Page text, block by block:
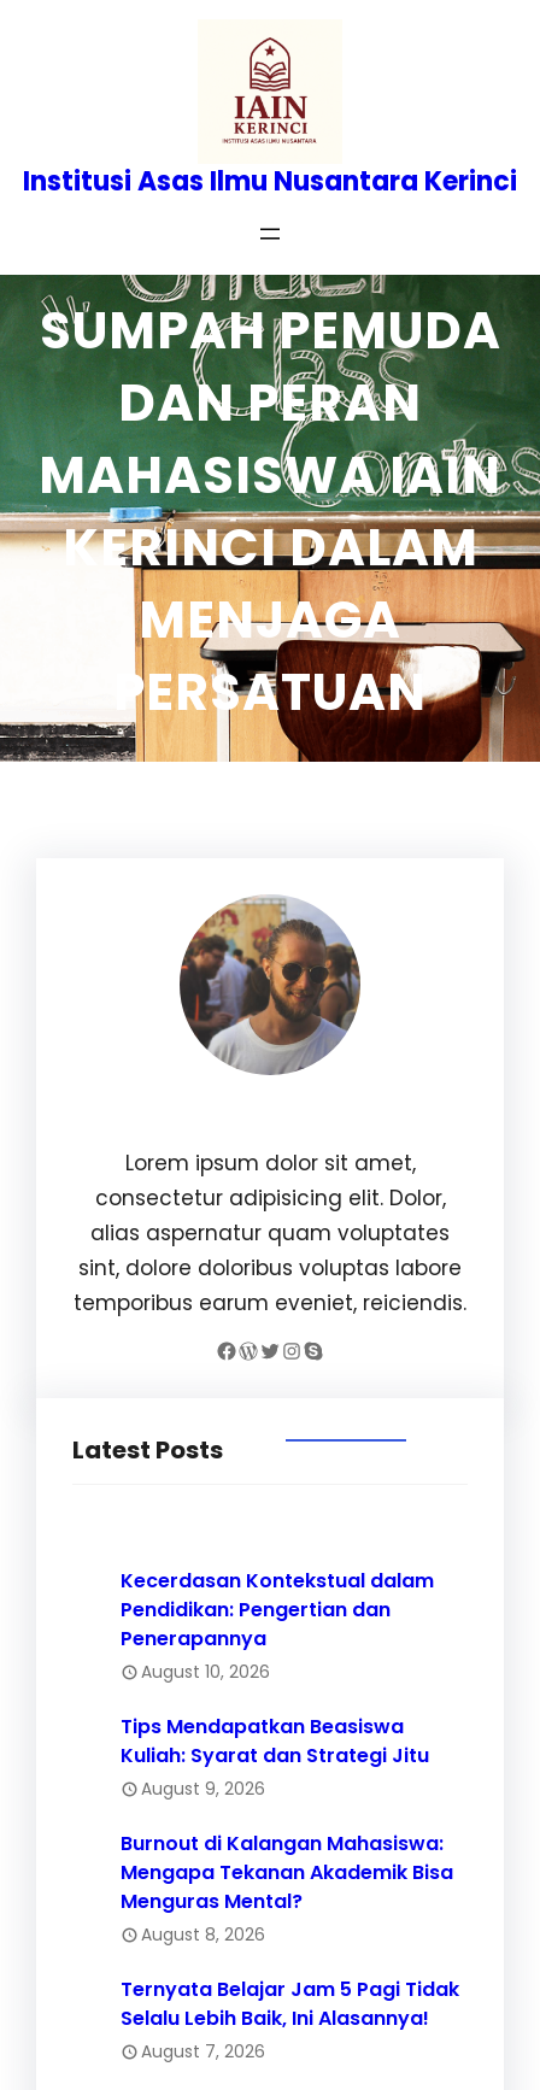
Institusi Asas Ilmu Nusantara Kerinci
SUMPAH PEMUDA
DAN PERAN
MAHASISWA IAIN
KERINCI DALAM
MENJAGA
PERSATUAN
Lorem ipsum dolor sit amet,
consectetur adipisicing elit. Dolor,
alias aspernatur quam voluptates
sint, dolore doloribus voluptas labore
temporibus earum eveniet, reiciendis.
Facebook WordPress Twitter InstagramSkype
Latest Posts
Kecerdasan Kontekstual dalam
Pendidikan: Pengertian dan
Penerapannya
August 10, 2026
Tips Mendapatkan Beasiswa
Kuliah: Syarat dan Strategi Jitu
August 9, 2026
Burnout di Kalangan Mahasiswa:
Mengapa Tekanan Akademik Bisa
Menguras Mental?
August 8, 2026
Ternyata Belajar Jam 5 Pagi Tidak
Selalu Lebih Baik, Ini Alasannya!
August 7, 2026